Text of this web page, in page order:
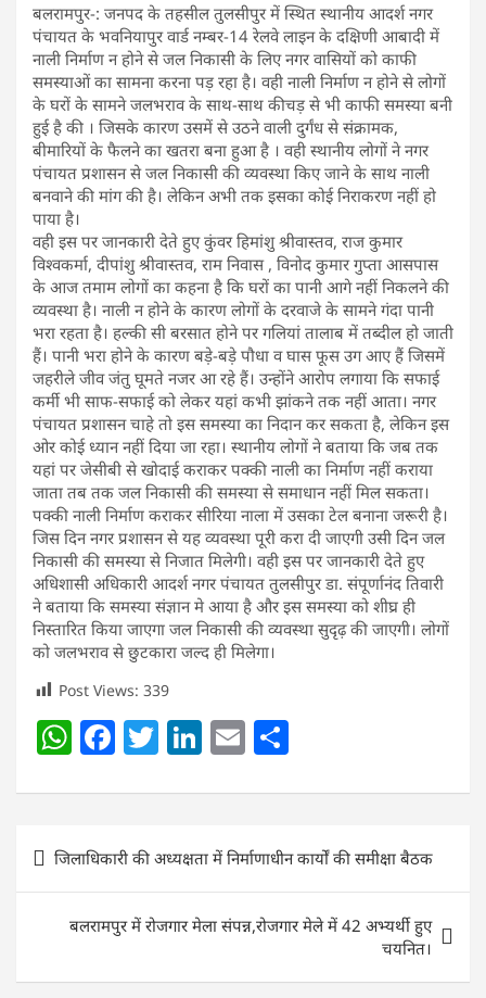
बलरामपुर-: जनपद के तहसील तुलसीपुर में स्थित स्थानीय आदर्श नगर
पंचायत के भवनियापुर वार्ड नम्बर-14 रेलवे लाइन के दक्षिणी आबादी में
नाली निर्माण न होने से जल निकासी के लिए नगर वासियों को काफी
समस्याओं का सामना करना पड़ रहा है। वही नाली निर्माण न होने से लोगों
के घरों के सामने जलभराव के साथ-साथ कीचड़ से भी काफी समस्या बनी
हुई है की । जिसके कारण उसमें से उठने वाली दुर्गंध से संक्रामक,
बीमारियों के फैलने का खतरा बना हुआ है । वही स्थानीय लोगों ने नगर
पंचायत प्रशासन से जल निकासी की व्यवस्था किए जाने के साथ नाली
बनवाने की मांग की है। लेकिन अभी तक इसका कोई निराकरण नहीं हो
पाया है।
वही इस पर जानकारी देते हुए कुंवर हिमांशु श्रीवास्तव, राज कुमार
विश्वकर्मा, दीपांशु श्रीवास्तव, राम निवास , विनोद कुमार गुप्ता आसपास
के आज तमाम लोगों का कहना है कि घरों का पानी आगे नहीं निकलने की
व्यवस्था है। नाली न होने के कारण लोगों के दरवाजे के सामने गंदा पानी
भरा रहता है। हल्की सी बरसात होने पर गलियां तालाब में तब्दील हो जाती
हैं। पानी भरा होने के कारण बड़े-बड़े पौधा व घास फूस उग आए हैं जिसमें
जहरीले जीव जंतु घूमते नजर आ रहे हैं। उन्होंने आरोप लगाया कि सफाई
कर्मी भी साफ-सफाई को लेकर यहां कभी झांकने तक नहीं आता। नगर
पंचायत प्रशासन चाहे तो इस समस्या का निदान कर सकता है, लेकिन इस
ओर कोई ध्यान नहीं दिया जा रहा। स्थानीय लोगों ने बताया कि जब तक
यहां पर जेसीबी से खोदाई कराकर पक्की नाली का निर्माण नहीं कराया
जाता तब तक जल निकासी की समस्या से समाधान नहीं मिल सकता।
पक्की नाली निर्माण कराकर सीरिया नाला में उसका टेल बनाना जरूरी है।
जिस दिन नगर प्रशासन से यह व्यवस्था पूरी करा दी जाएगी उसी दिन जल
निकासी की समस्या से निजात मिलेगी। वही इस पर जानकारी देते हुए
अधिशासी अधिकारी आदर्श नगर पंचायत तुलसीपुर डा. संपूर्णानंद तिवारी
ने बताया कि समस्या संज्ञान मे आया है और इस समस्या को शीघ्र ही
निस्तारित किया जाएगा जल निकासी की व्यवस्था सुदृढ़ की जाएगी। लोगों
को जलभराव से छुटकारा जल्द ही मिलेगा।
Post Views: 339
W
at
s
A
p
p
F
c
e
b
o
o
k
T
itt
er
Li
k
e
dI
n
E
ai
l
ar
e
Post
navigation
जिलाधिकारी की अध्यक्षता में निर्माणाधीन कार्यों की समीक्षा बैठक
बलरामपुर में रोजगार मेला संपन्न,रोजगार मेले में 42 अभ्यर्थी हुए
चयनित।